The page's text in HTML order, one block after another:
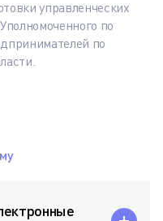
управленческих
по
по